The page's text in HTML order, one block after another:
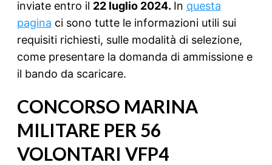
inviate entro il 22 luglio 2024. In questa
pagina ci sono tutte le informazioni utili sui
requisiti richiesti, sulle modalità di selezione,
come presentare la domanda di ammissione e
il bando da scaricare.
CONCORSO MARINA
MILITARE PER 56
VOLONTARI VFP4